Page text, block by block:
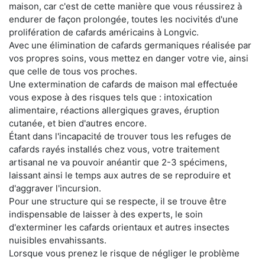
maison, car c'est de cette manière que vous réussirez à
endurer de façon prolongée, toutes les nocivités d'une
prolifération de cafards américains à Longvic.
Avec une élimination de cafards germaniques réalisée par
vos propres soins, vous mettez en danger votre vie, ainsi
que celle de tous vos proches.
Une extermination de cafards de maison mal effectuée
vous expose à des risques tels que : intoxication
alimentaire, réactions allergiques graves, éruption
cutanée, et bien d'autres encore.
Étant dans l'incapacité de trouver tous les refuges de
cafards rayés installés chez vous, votre traitement
artisanal ne va pouvoir anéantir que 2-3 spécimens,
laissant ainsi le temps aux autres de se reproduire et
d'aggraver l'incursion.
Pour une structure qui se respecte, il se trouve être
indispensable de laisser à des experts, le soin
d'exterminer les cafards orientaux et autres insectes
nuisibles envahissants.
Lorsque vous prenez le risque de négliger le problème